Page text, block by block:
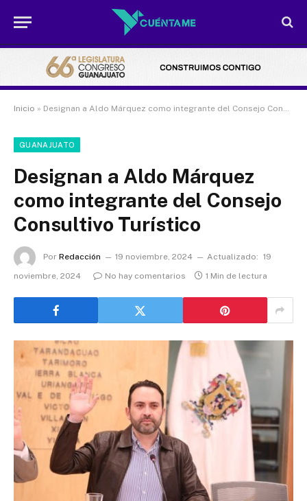
Inicio » Designan a Aldo Márquez como integrante del Consejo Consultivo Turístico
GUANAJUATO
Designan a Aldo Márquez
como integrante del Consejo
Consultivo Turístico
Por Redacción 19 noviembre, 2024 Actualizado: 19
noviembre, 2024
No hay comentarios 1 Min de lectura